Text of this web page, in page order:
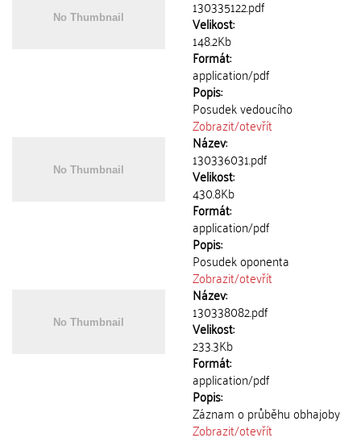
130335122.pdf
Velikost:
148.2Kb
Formát:
application/pdf
Popis:
Posudek vedoucího
Zobrazit/otevřít
Název:
130336031.pdf
Velikost:
430.8Kb
Formát:
application/pdf
Popis:
Posudek oponenta
Zobrazit/otevřít
Název:
130338082.pdf
Velikost:
233.3Kb
Formát:
application/pdf
Popis:
Záznam o průběhu obhajoby
Zobrazit/otevřít